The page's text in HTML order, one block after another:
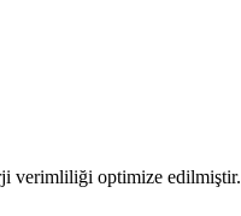
verimliliği optimize edilmiştir.